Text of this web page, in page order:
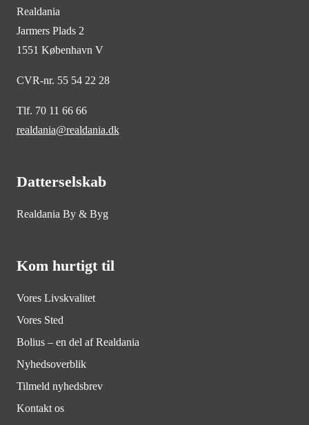
Realdania
Jarmers Plads 2
1551 København V
CVR-nr. 55 54 22 28
Tlf. 70 11 66 66
realdania@realdania.dk
Datterselskab
Realdania By & Byg
Kom hurtigt til
Vores Livskvalitet
Vores Sted
Bolius – en del af Realdania
Nyhedsoverblik
Tilmeld nyhedsbrev
Kontakt os